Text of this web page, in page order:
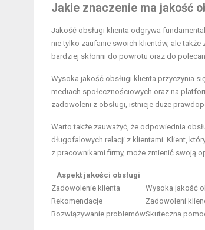
Jakie znaczenie ma jakość
Jakość obsługi klienta odgrywa
nie tylko zaufanie swoich klientów, ale
bardziej skłonni do powrotu oraz do
Wysoka jakość obsługi klienta przyczynia
mediach społecznościowych oraz na
zadowoleni z obsługi, istnieje duże
Warto także zauważyć, że odpowiednia
długofalowych relacji z klientami. Klient,
z pracownikami firmy, może zmienić swoją
Aspekt jakości obsługi
Zadowolenie klienta
Wysoka jakość
Rekomendacje
Zadowoleni
Rozwiązywanie problemówSkuteczna